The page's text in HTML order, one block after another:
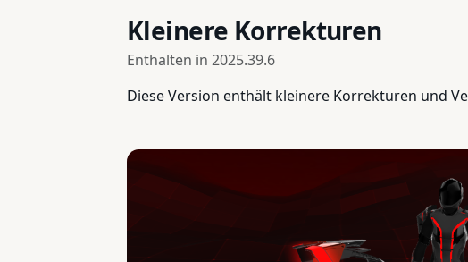
Kleinere Korrekturen
Enthalten in 2025.39.6
Diese Version enthält kleinere Korrekturen und